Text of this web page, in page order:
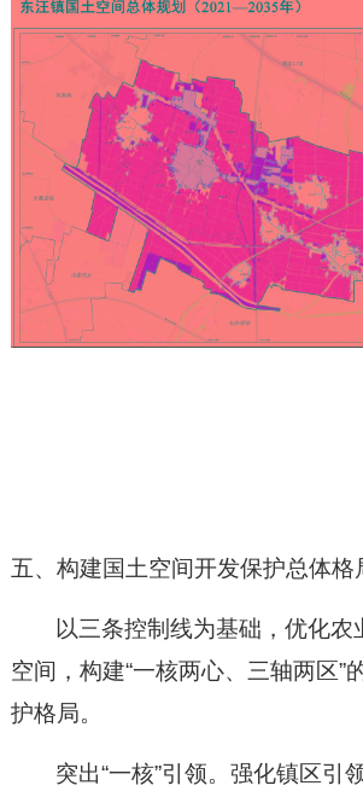
五、构建国土空间开发保护总体格
以三条控制线为基础，优化农
空间，构建“一核两心、三轴两区”
护格局。
突出“一核”引领。强化镇区引